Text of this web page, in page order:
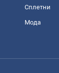
Сплетни
Мода